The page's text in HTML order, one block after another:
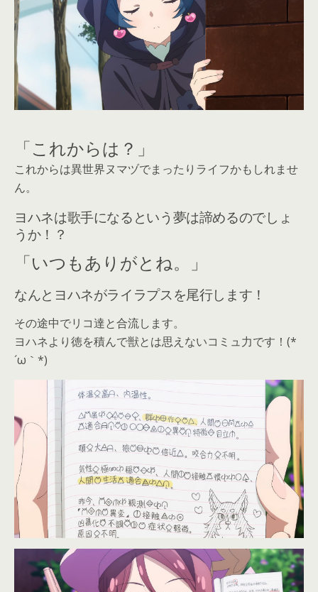
「これからは？」
これからは異世界ヌマヅでまったりライフかもしれませ
ん。
ヨハネは歌手になるという夢は諦めるのでしょ
うか！？
「いつもありがとね。」
なんとヨハネがライラプスを尾行します！
その途中でリコ達と合流します。
ヨハネより徳を積んで獣とは思えないコミュ力です！(*
´ω｀*)